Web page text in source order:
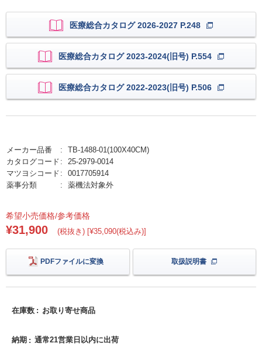
医療総合カタログ 2026-2027 P.248
医療総合カタログ 2023-2024(旧号) P.554
医療総合カタログ 2022-2023(旧号) P.506
メーカー品番
TB-1488-01(100X40CM)
カタログコード
25-2979-0014
マツヨシコード
0017705914
薬事分類
薬機法対象外
希望小売価格/参考価格
¥31,900 (税抜き) [¥35,090(税込み)]
PDFファイルに変換 取扱説明書
在庫数 お取り寄せ商品
納期 通常21営業日以内に出荷